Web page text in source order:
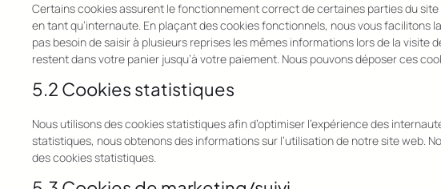
Certains cookies assurent le fonctionnement correct de certaines parties du
en tant qu’internaute. En plaçant des cookies fonctionnels, nous vous facilitons
pas besoin de saisir à plusieurs reprises les mêmes informations lors de la visite
restent dans votre panier jusqu’à votre paiement. Nous pouvons déposer ces
5.2 Cookies statistiques
Nous utilisons des cookies statistiques afin d’optimiser l’expérience des
statistiques, nous obtenons des informations sur l’utilisation de notre site web.
des cookies statistiques.